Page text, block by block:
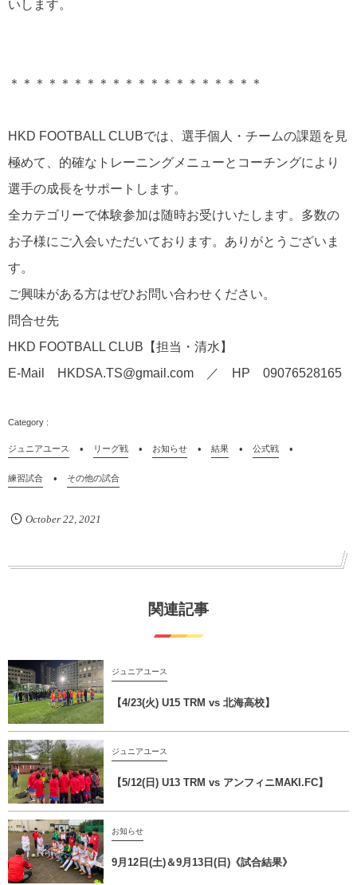
いします。
＊＊＊＊＊＊＊＊＊＊＊＊＊＊＊＊＊＊＊＊
HKD FOOTBALL CLUBでは、選手個人・チームの課題を見
極めて、的確なトレーニングメニューとコーチングにより
選手の成長をサポートします。
全カテゴリーで体験参加は随時お受けいたします。多数の
お子様にご入会いただいております。ありがとうございま
す。
ご興味がある方はぜひお問い合わせください。
問合せ先
HKD FOOTBALL CLUB【担当・清水】
E-Mail HKDSA.TS@gmail.com ／ HP 09076528165
ジュニアユース リーグ戦 お知らせ 結果 公式戦
練習試合 その他の試合
October 22, 2021
関連記事
ジュニアユース
【4/23(火) U15 TRM vs 北海高校】
ジュニアユース
【5/12(日) U13 TRM vs アンフィニMAKI.FC】
お知らせ
9月12日(土)＆9月13日(日)《試合結果》